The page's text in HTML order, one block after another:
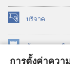
การตั้งค่าควา
บริจาค
(เปิด
หน้าต่าง
ใหม่) ห้องสมุดออนไ
หน้าต่าง
®